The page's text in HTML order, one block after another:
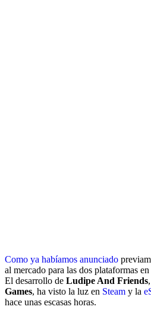
Como ya habíamos anunciado
al mercado para las dos plataformas
El desarrollo de Ludipe And Friends
Games, ha visto la luz en Steam y la
hace unas escasas horas.